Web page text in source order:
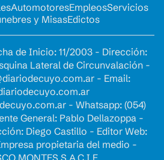
AutomotoresEmpleosServicios
y MisasEdictos
de Inicio: 11/2003 - Dirección:
Lateral de Circunvalación -
- Email:
- Whatsapp: (054)
General: Pablo Dellazoppa -
Diego Castillo - Editor Web:
propietaria del medio -
MONTES S.A.C.I.F.